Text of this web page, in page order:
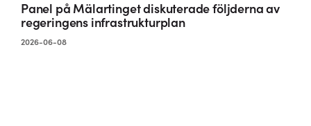
Panel på Mälartinget diskuterade följderna av
regeringens infrastrukturplan
2026-06-08